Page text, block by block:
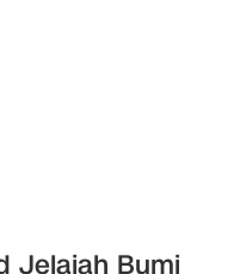
Jelajah Bumi